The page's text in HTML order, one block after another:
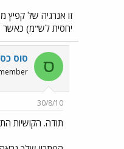
יחסית לש"מ) כאשר k=10
ס סוס
30/8/10
תודה. הקושיות